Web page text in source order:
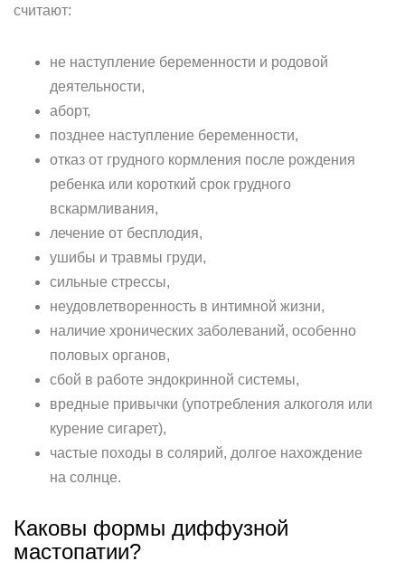
считают:
не наступление беременности и родовой
деятельности,
аборт,
позднее наступление беременности,
отказ от грудного кормления после рождения
ребенка или короткий срок грудного
вскармливания,
лечение от бесплодия,
ушибы и травмы груди,
сильные стрессы,
неудовлетворенность в интимной жизни,
наличие хронических заболеваний, особенно
половых органов,
сбой в работе эндокринной системы,
вредные привычки (употребления алкоголя или
курение сигарет),
частые походы в солярий, долгое нахождение
на солнце.
Каковы формы диффузной
мастопатии?